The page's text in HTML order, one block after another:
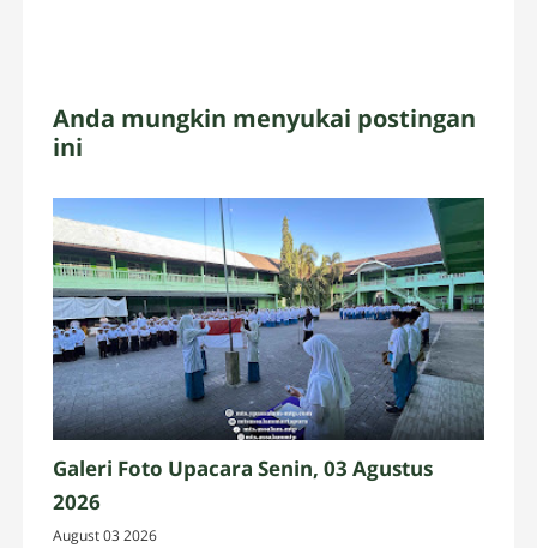
Anda mungkin menyukai postingan
ini
Galeri Foto Upacara Senin, 03 Agustus
2026
August 03 2026